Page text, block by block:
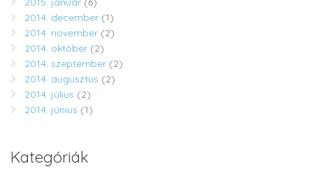
2014. december (1)
2014. november (2)
2014. október (2)
2014. szeptember (2)
2014. augusztus (2)
2014. július (2)
2014. június (1)
Kategóriák